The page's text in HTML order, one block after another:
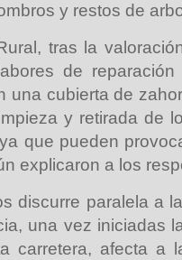
y restos de
tras la
de
una cubierta de
y retirada de
que pueden
explicaron a los
discurre paralela a
una vez iniciadas
carretera, afecta a